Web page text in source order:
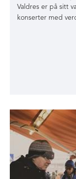
Valdres er på sitt
konserter med